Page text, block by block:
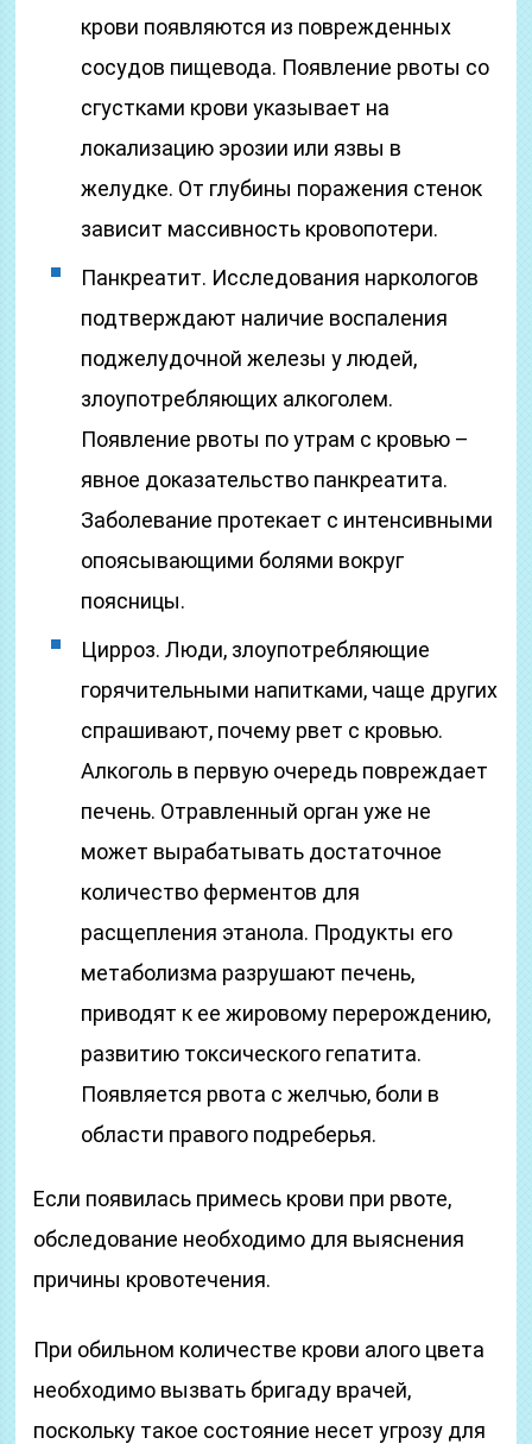
крови появляются из поврежденных
сосудов пищевода. Появление рвоты со
сгустками крови указывает на
локализацию эрозии или язвы в
желудке. От глубины поражения стенок
зависит массивность кровопотери.
Панкреатит. Исследования наркологов
подтверждают наличие воспаления
поджелудочной железы у людей,
злоупотребляющих алкоголем.
Появление рвоты по утрам с кровью –
явное доказательство панкреатита.
Заболевание протекает с интенсивными
опоясывающими болями вокруг
поясницы.
Цирроз. Люди, злоупотребляющие
горячительными напитками, чаще других
спрашивают, почему рвет с кровью.
Алкоголь в первую очередь повреждает
печень. Отравленный орган уже не
может вырабатывать достаточное
количество ферментов для
расщепления этанола. Продукты его
метаболизма разрушают печень,
приводят к ее жировому перерождению,
развитию токсического гепатита.
Появляется рвота с желчью, боли в
области правого подреберья.
Если появилась примесь крови при рвоте,
обследование необходимо для выяснения
причины кровотечения.
При обильном количестве крови алого цвета
необходимо вызвать бригаду врачей,
поскольку такое состояние несет угрозу для